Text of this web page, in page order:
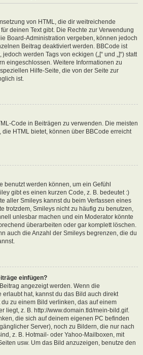
von HTML, die dir weitreichende
deinen Text gibt. Die Rechte zur Verwendung
Board-Administration vergeben, können jedoch
Beitrag deaktiviert werden. BBCode ist
werden Tags von eckigen („[“ und „]“) statt
eingeschlossen. Weitere Informationen zu
Hilfe-Seite, die von der Seite zur
ist.
Code in Beiträgen zu verwenden. Die meisten
HTML bietet, können über BBCode erreicht
benutzt werden können, um ein Gefühl
gibt es einen kurzen Code, z. B. bedeutet :)
aller Smileys kannst du beim Verfassen eines
trotzdem, Smileys nicht zu häufig zu benutzen,
unlesbar machen und ein Moderator könnte
überarbeiten oder gar komplett löschen.
auch die Anzahl der Smileys begrenzen, die du
einfügen?
angezeigt werden. Wenn die
hat, kannst du das Bild auch direkt
zu einem Bild verlinken, das auf einem
liegt, z. B. http://www.domain.tld/mein-bild.gif.
die sich auf deinem eigenen PC befinden
Server), noch zu Bildern, die nur nach
z. B. Hotmail- oder Yahoo-Mailboxen, mit
usw. Um das Bild anzuzeigen, benutze den